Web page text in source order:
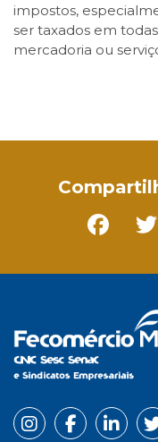
impostos,
ser taxados em
mercadoria ou